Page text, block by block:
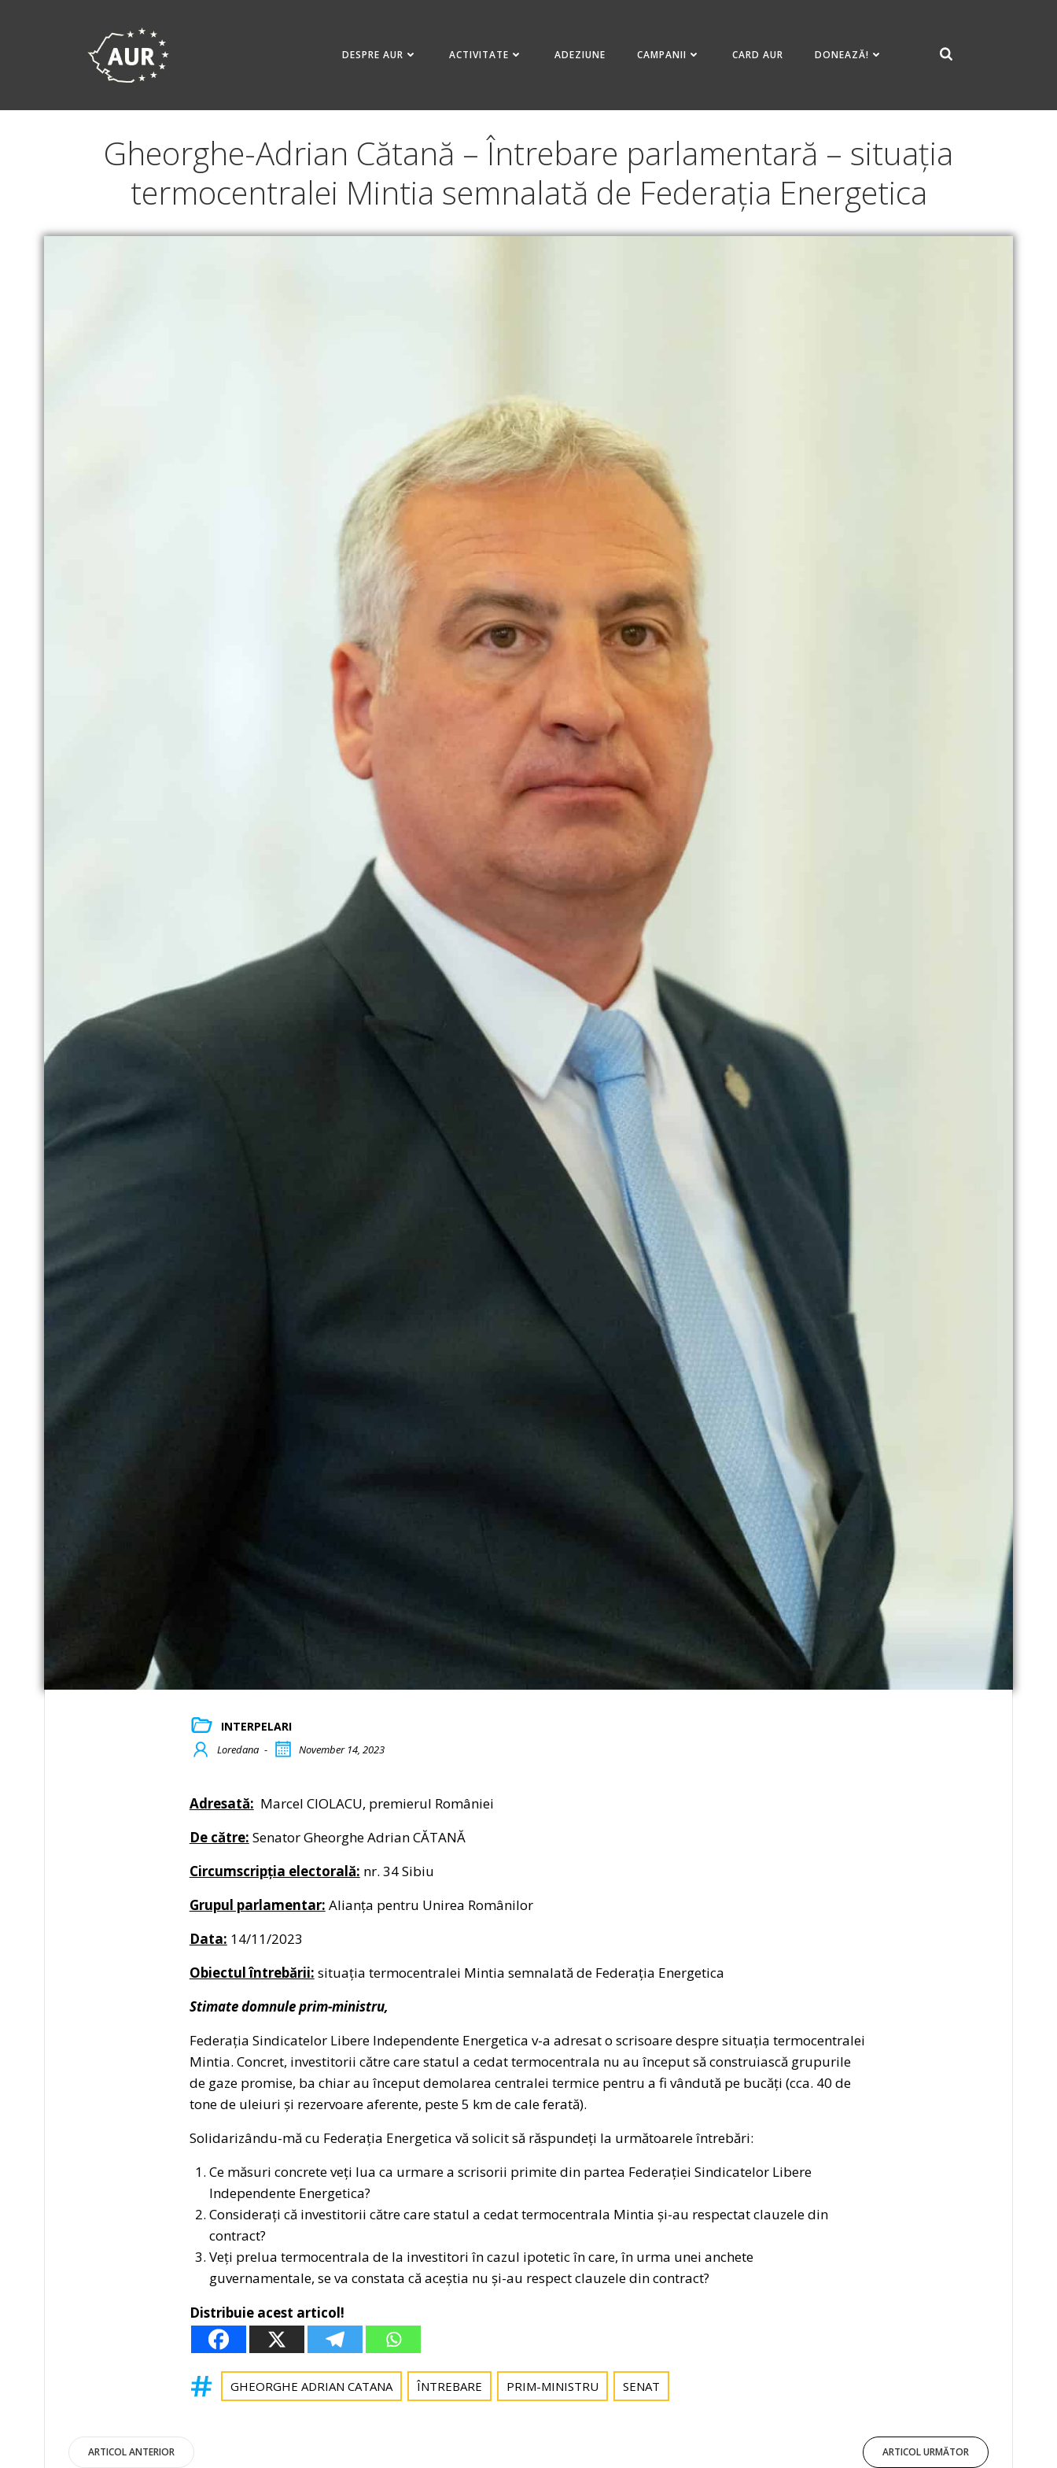
DESPRE AUR ACTIVITATE ADEZIUNE CAMPANII CARD AUR DONEAZĂ!
Gheorghe-Adrian Cătană – Întrebare parlamentară – situația
termocentralei Mintia semnalată de Federația Energetica
INTERPELARI
Loredana - November 14, 2023
Adresată: Marcel CIOLACU, premierul României
De către: Senator Gheorghe Adrian CĂTANĂ
Circumscripția electorală: nr. 34 Sibiu
Grupul parlamentar: Alianța pentru Unirea Românilor
Data: 14/11/2023
Obiectul întrebării: situația termocentralei Mintia semnalată de Federația Energetica
Stimate domnule prim-ministru,
Federația Sindicatelor Libere Independente Energetica v-a adresat o scrisoare despre situația termocentralei
Mintia. Concret, investitorii către care statul a cedat termocentrala nu au început să construiască grupurile
de gaze promise, ba chiar au început demolarea centralei termice pentru a fi vândută pe bucăți (cca. 40 de
tone de uleiuri și rezervoare aferente, peste 5 km de cale ferată).
Solidarizându-mă cu Federația Energetica vă solicit să răspundeți la următoarele întrebări:
Ce măsuri concrete veți lua ca urmare a scrisorii primite din partea Federației Sindicatelor Libere
Independente Energetica?
Considerați că investitorii către care statul a cedat termocentrala Mintia și-au respectat clauzele din
contract?
Veți prelua termocentrala de la investitori în cazul ipotetic în care, în urma unei anchete
guvernamentale, se va constata că aceștia nu și-au respect clauzele din contract?
Distribuie acest articol!
GHEORGHE ADRIAN CATANA ÎNTREBARE PRIM-MINISTRU SENAT
Post
ARTICOL ANTERIOR ARTICOL URMĂTOR